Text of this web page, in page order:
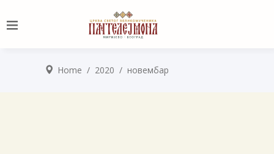
Home / 2020 / новембар